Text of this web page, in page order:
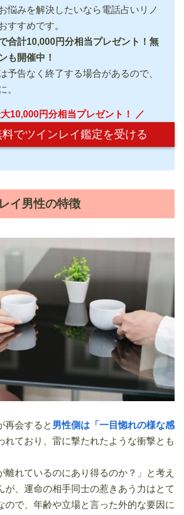
悩みを解決したいなら電話占いリノ
すすめです。
合計10,000円分相当プレゼント！無
も開催中！
予告なく終了する場合があるので、
。
10,000円分相当プレゼント！ ／
料でツインレイ鑑定を受ける
イ男性の特徴
再会すると 男性側は「一目惚れの様な感
れており、雷に撃たれたような衝撃とも
離れているのにあり得るのか？」と考え
が、運命の相手同士の惹きあう力はとて
ので、年齢や立場と言った外的な要因に